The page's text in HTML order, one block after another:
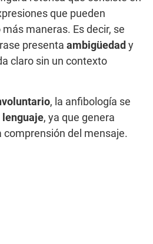
que pueden
maneras. Es decir, se
presenta ambigüedad y
claro sin un contexto
, la anfibología se
, ya que genera
del mensaje.